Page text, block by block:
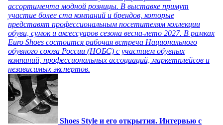
ассортимента модной розницы. В выставке примут
участие более ста компаний и брендов, которые
представят профессиональным посетителям коллекции
обуви, сумок и аксессуаров сезона весна-лето 2027. В рамках
Euro Shoes состоится рабочая встреча Национального
обувного союза России (НОБС) с участием обувных
компаний, профессиональных ассоциаций, маркетплейсов и
независимых экспертов.
Shoes Style и его открытия. Интервью с